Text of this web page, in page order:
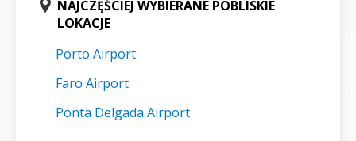
NAJCZĘŚCIEJ WYBIERANE POBLISKIE
LOKACJE
Porto Airport
Faro Airport
Ponta Delgada Airport